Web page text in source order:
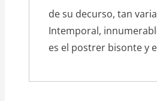
de su decurso, tan
Intemporal,
es el postrer bisonte y